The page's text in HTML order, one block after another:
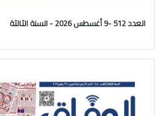
العدد 512 -9 أغسطس 2026 - السنة الثالثة